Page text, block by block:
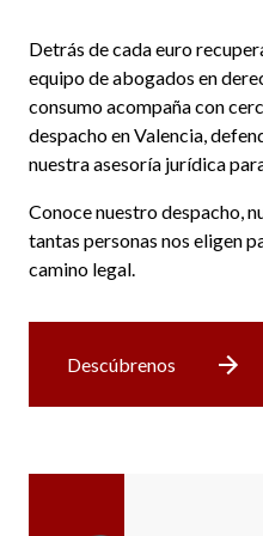
Detrás de cada euro
equipo de abogados en
consumo acompaña con
despacho en Valencia,
nuestra asesoría jurídica
Conoce nuestro despacho,
tantas personas nos eligen
camino legal.
Descúbrenos